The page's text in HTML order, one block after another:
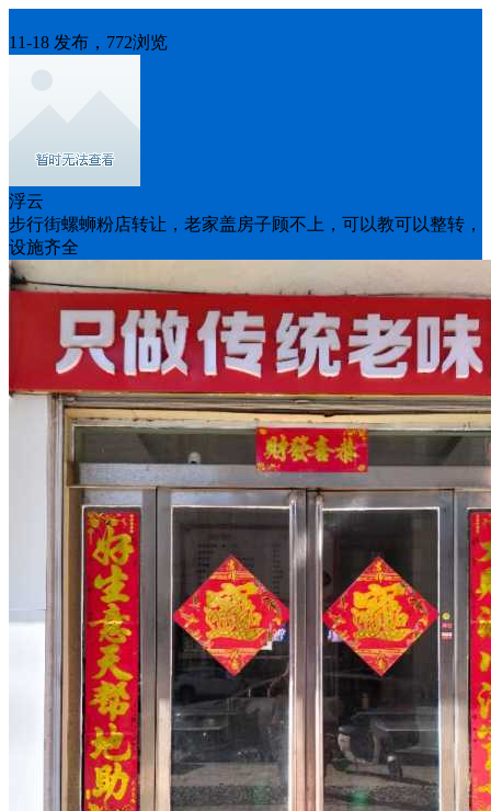
11-18 发布，772浏览
浮云
步行街螺蛳粉店转让，老家盖房子顾不上，可以教可以整转，
设施齐全